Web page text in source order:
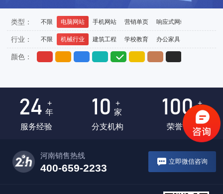
类型： 不限 电脑网站 手机网站 营销单页 响应式网站
行业： 不限 机械行业 建筑工程 学校教育 办公家具
颜色：
24
+
年
服务经验
10
+
家
分支机构
100 +
项
荣誉证书
河南销售热线
400-659-2233
立即微信咨询